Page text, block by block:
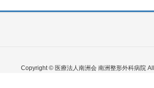
Copyright © 医療法人南洲会 南洲整形外科病院